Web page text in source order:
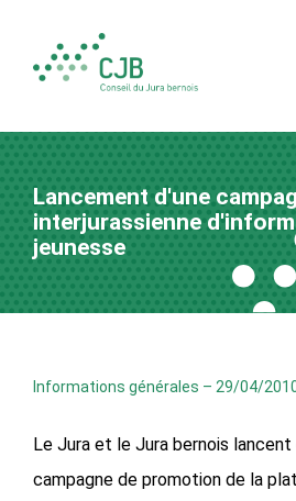
Lancement d'une
interjurassienne
jeunesse
Informations générales – 29/04/
Le Jura et le Jura bernois
campagne de promotion de la